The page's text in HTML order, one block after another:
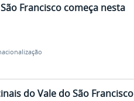
Francisco começa nesta
do Vale do São Francisco